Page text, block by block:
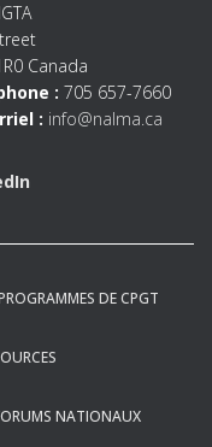
Canada
: 705 657-7660
: info@nalma.ca
DE CPGT
NATIONAUX